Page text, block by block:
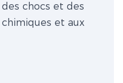
chocs et des
et aux